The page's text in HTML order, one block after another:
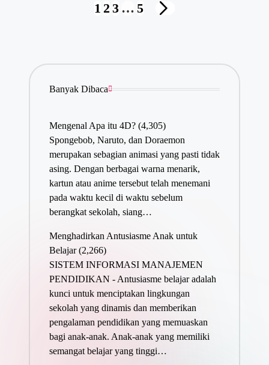
1 2 3 … 5
Banyak Dibaca
Mengenal Apa itu 4D? (4,305)
Spongebob, Naruto, dan Doraemon
merupakan sebagian animasi yang pasti tidak
asing. Dengan berbagai warna menarik,
kartun atau anime tersebut telah menemani
pada waktu kecil di waktu sebelum
berangkat sekolah, siang…
Menghadirkan Antusiasme Anak untuk
Belajar (2,266)
SISTEM INFORMASI MANAJEMEN
PENDIDIKAN - Antusiasme belajar adalah
kunci untuk menciptakan lingkungan
sekolah yang dinamis dan memberikan
pengalaman pendidikan yang memuaskan
bagi anak-anak. Anak-anak yang memiliki
semangat belajar yang tinggi…